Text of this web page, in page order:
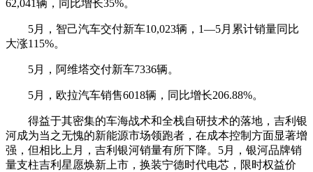
62,041辆，同比增长35%。
5月，智己汽车交付新车10,023辆，1—5月累计销量同比
大涨115%。
5月，阿维塔交付新车7336辆。
5月，欧拉汽车销售6018辆，同比增长206.88%。
得益于其密集的车海战术和全栈自研技术的落地，吉利银
河成为当之无愧的新能源市场领跑者，在成本控制方面显著增
强，但相比上月，吉利银河销量有所下降。5月，银河品牌销
量支柱吉利星愿焕新上市，换装宁德时代电芯，限时权益价